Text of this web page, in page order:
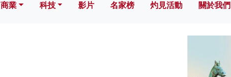
商業 科技 影片 名家榜 灼見活動 關於我們